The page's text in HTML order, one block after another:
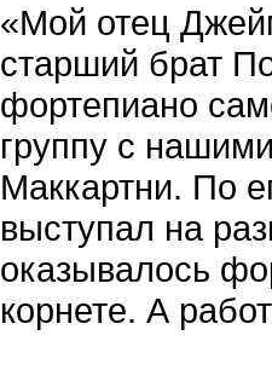
«Мой отец
старший брат
фортепиано
группу с
Маккартни. По
выступал на
оказывалось
корнете. А